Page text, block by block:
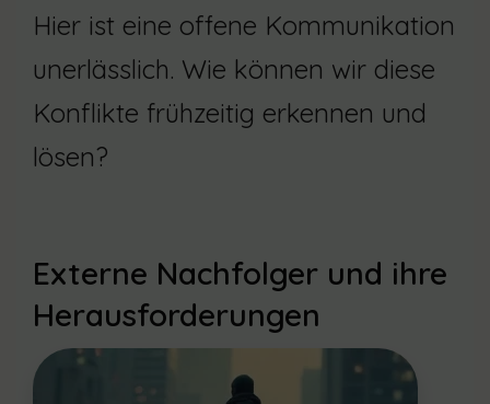
Hier ist eine offene Kommunikation
unerlässlich. Wie können wir diese
Konflikte frühzeitig erkennen und
lösen?
Externe Nachfolger und ihre
Herausforderungen